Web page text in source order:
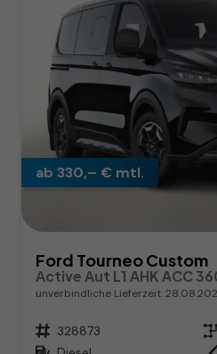
ab 330,– € mtl.
Ford Tourneo Custom
Active Aut L1 AHK ACC
unverbindliche Lieferzeit:
Fahrzeugnr. 328873 Getriebe